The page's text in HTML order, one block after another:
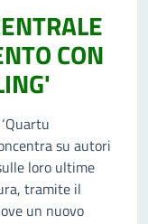
CON
su autori
loro ultime
tramite il
un nuovo